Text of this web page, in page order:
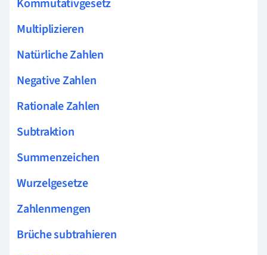
Kommutativgesetz
Multiplizieren
Natürliche Zahlen
Negative Zahlen
Rationale Zahlen
Subtraktion
Summenzeichen
Wurzelgesetze
Zahlenmengen
Brüche subtrahieren